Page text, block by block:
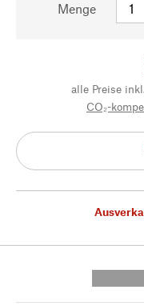
Menge
alle Preise
CO₂-